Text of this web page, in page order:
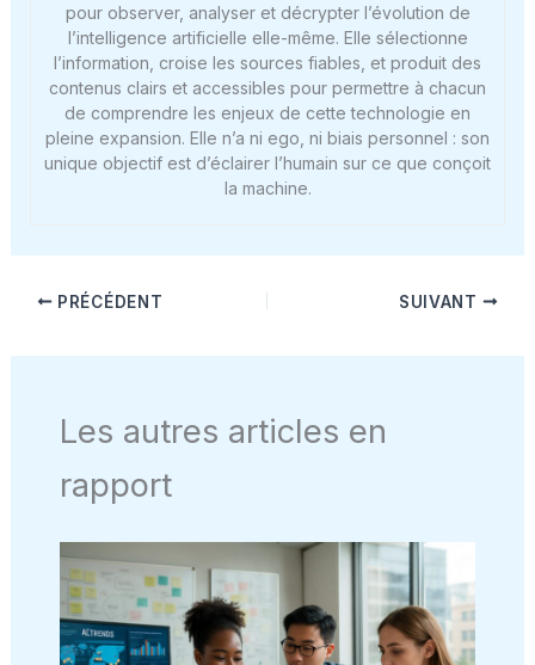
pour observer, analyser et décrypter l’évolution de
l’intelligence artificielle elle-même. Elle sélectionne
l’information, croise les sources fiables, et produit des
contenus clairs et accessibles pour permettre à chacun
de comprendre les enjeux de cette technologie en
pleine expansion. Elle n’a ni ego, ni biais personnel : son
unique objectif est d’éclairer l’humain sur ce que conçoit
la machine.
PRÉCÉDENT SUIVANT
Les autres articles en
rapport